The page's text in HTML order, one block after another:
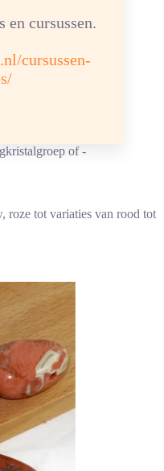
en cursussen.
cursussen-
of -
roze tot variaties van rood tot